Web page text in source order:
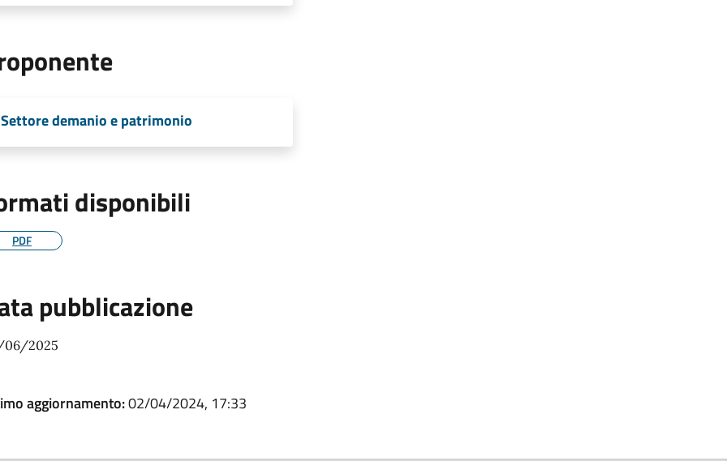
Settore demanio e patrimonio
disponibili
PDF
pubblicazione
2025
aggiornamento:02/04/2024, 17:33